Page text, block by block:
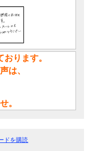
ります。
は、
。
ドを購読